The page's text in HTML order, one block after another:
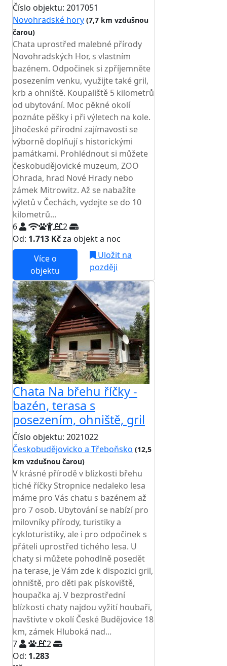
Číslo objektu: 2017051
Novohradské hory (7,7 km vzdušnou
čarou)
Chata uprostřed malebné přírody
Novohradských Hor, s vlastním
bazénem. Odpočinek si zpříjemněte
posezením venku, využijte také gril,
krb a ohniště. Koupaliště 5 kilometrů
od ubytování. Moc pěkné okolí
poznáte pěšky i při výletech na kole.
Jihočeské přírodní zajímavosti se
výborně doplňují s historickými
památkami. Prohlédnout si můžete
českobudějovické muzeum, ZOO
Ohrada, hrad Nové Hrady nebo
zámek Mitrowitz. Až se nabažíte
výletů v Čechách, vydejte se do 10
kilometrů...
6
2
Od: 1.713 Kčza objekt a noc
Více o
objektu
Uložit na
později
Chata Na břehu říčky -
bazén, terasa s
posezením, ohniště, gril
Číslo objektu: 2021022
Českobudějovicko a Třeboňsko (12,5
km vzdušnou čarou)
V krásné přírodě v blízkosti břehu
tiché říčky Stropnice nedaleko lesa
máme pro Vás chatu s bazénem až
pro 7 osob. Ubytování se nabízí pro
milovníky přírody, turistiky a
cykloturistiky, ale i pro odpočinek s
přáteli uprostřed tichého lesa. U
chaty si můžete pohodlně posedět
na terase, je Vám zde k dispozici gril,
ohniště, pro děti pak pískoviště,
houpačka aj. V bezprostřední
blízkosti chaty najdou vyžití houbaři,
navštivte v okolí České Budějovice 18
km, zámek Hluboká nad...
7
2
Od: 1.283